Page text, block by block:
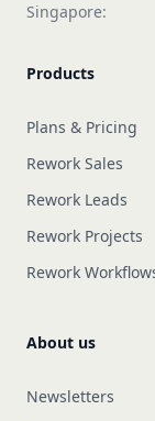
Singapore:
Products
Plans & Pricing
Rework Sales
Rework Leads
Rework Projects
Rework
About us
Newsletters